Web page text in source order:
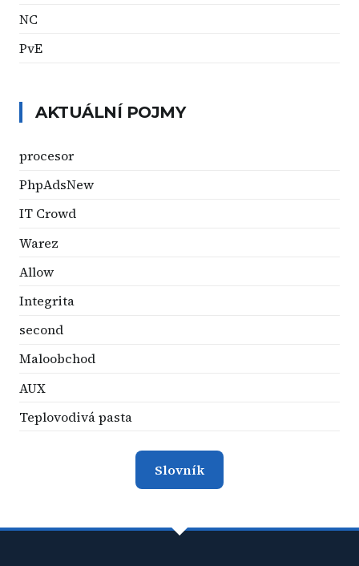
NC
PvE
AKTUÁLNÍ POJMY
procesor
PhpAdsNew
IT Crowd
Warez
Allow
Integrita
second
Maloobchod
AUX
Teplovodivá pasta
Slovník